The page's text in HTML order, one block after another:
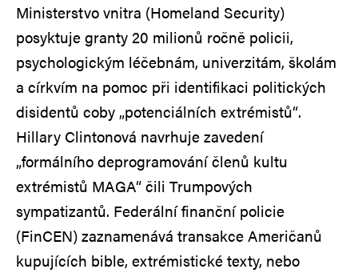
Ministerstvo vnitra (Homeland Security)
posyktuje granty 20 milionů ročně policii,
psychologickým léčebnám, univerzitám, školám
a církvím na pomoc při identifikaci politických
disidentů coby „potenciálních extrémistů“.
Hillary Clintonová navrhuje zavedení
„formálního deprogramování členů kultu
extrémistů MAGA“ čili Trumpových
sympatizantů. Federální finanční policie
(FinCEN) zaznamenává transakce Američanů
kupujících bible, extrémistické texty, nebo